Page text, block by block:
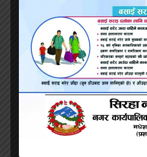
यतीको एएनसी एटीआर ७२
उद्दार कार्य जारी